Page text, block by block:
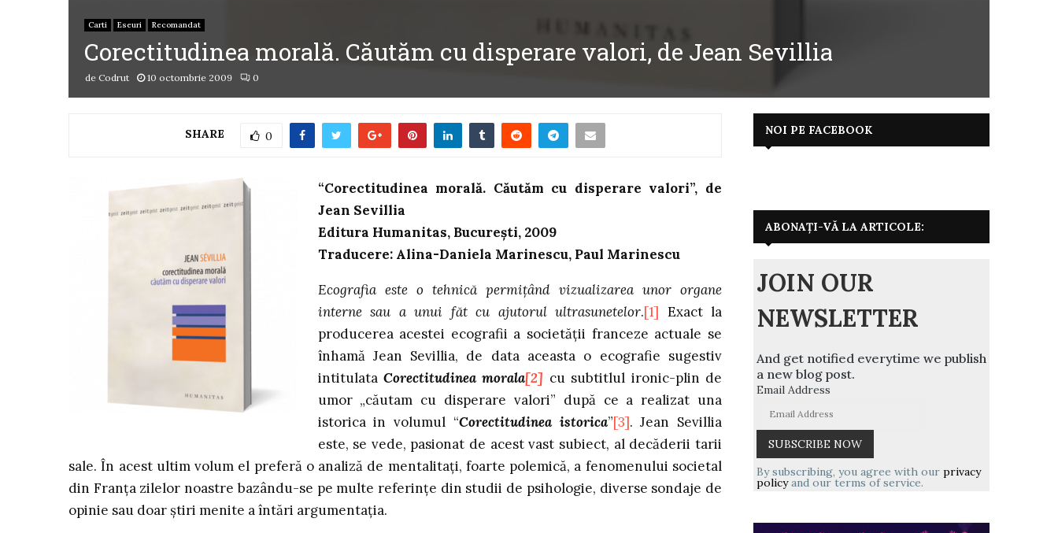
Carti Eseuri Recomandat
Corectitudinea morală. Căutăm cu disperare valori, de Jean Sevillia
de Codrut 10 octombrie 2009 0
SHARE 0
“Corectitudinea morală. Căutăm cu disperare valori”, de
Jean Sevillia
Editura Humanitas, Bucureşti, 2009
Traducere: Alina-Daniela Marinescu, Paul Marinescu
Ecografia este o tehnică permiţând vizualizarea unor organe
interne sau a unui făt cu ajutorul ultrasunetelor.[1] Exact la
producerea acestei ecografii a societăţii franceze actuale se
înhamă Jean Sevillia, de data aceasta o ecografie sugestiv
intitulataCorectitudinea morala[2] cu subtitlul ironic-plin de
umor „căutam cu disperare valori” după ce a realizat una
istorica in volumul “Corectitudinea istorica”[3]. Jean Sevillia
este, se vede, pasionat de acest vast subiect, al decăderii tarii
sale. În acest ultim volum el preferă o analiză de mentalitaţi, foarte polemică, a fenomenului societal
din Franţa zilelor noastre bazându-se pe multe referinţe din studii de psihologie, diverse sondaje de
opinie sau doar ştiri menite a întări argumentaţia.
NOI PE FACEBOOK
ABONAȚI-VĂ LA ARTICOLE:
JOIN OUR
NEWSLETTER
And get notified everytime we publish
a new blog post.
Email Address
By subscribing, you agree with our privacy
policyand our terms of service.